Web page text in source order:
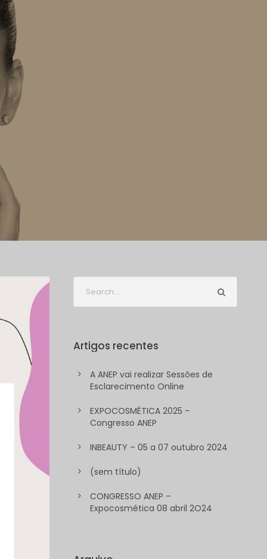
Artigos recentes
A ANEP vai realizar Sessões de
Esclarecimento Online
EXPOCOSMÉTICA 2025 –
Congresso ANEP
INBEAUTY – 05 a 07 outubro 2024
(sem título)
CONGRESSO ANEP –
Expocosmética 08 abril 2O24